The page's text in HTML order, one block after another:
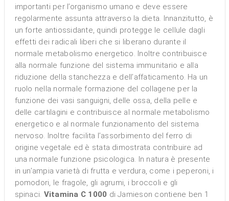
importanti per l’organismo umano e deve essere
regolarmente assunta attraverso la dieta. Innanzitutto, è
un forte antiossidante, quindi protegge le cellule dagli
effetti dei radicali liberi che si liberano durante il
normale metabolismo energetico. Inoltre contribuisce
alla normale funzione del sistema immunitario e alla
riduzione della stanchezza e dell’affaticamento. Ha un
ruolo nella normale formazione del collagene per la
funzione dei vasi sanguigni, delle ossa, della pelle e
delle cartilagini e contribuisce al normale metabolismo
energetico e al normale funzionamento del sistema
nervoso. Inoltre facilita l’assorbimento del ferro di
origine vegetale ed è stata dimostrata contribuire ad
una normale funzione psicologica. In natura è presente
in un’ampia varietà di frutta e verdura, come i peperoni, i
pomodori, le fragole, gli agrumi, i broccoli e gli
spinaci. Vitamina C 1000 di Jamieson contiene ben 1